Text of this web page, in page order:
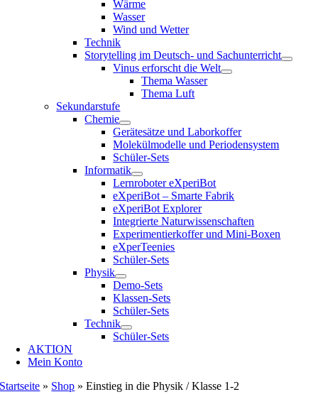
Wärme
Wasser
Wind und Wetter
Technik
Storytelling im Deutsch- und Sachunterricht
Vinus erforscht die Welt
Thema Wasser
Thema Luft
Sekundarstufe
Chemie
Gerätesätze und Laborkoffer
Molekülmodelle und Periodensystem
Schüler-Sets
Informatik
Lernroboter eXperiBot
eXperiBot – Smarte Fabrik
eXperiBot Explorer
Integrierte Naturwissenschaften
Experimentierkoffer und Mini-Boxen
eXperTeenies
Schüler-Sets
Physik
Demo-Sets
Klassen-Sets
Schüler-Sets
Technik
Schüler-Sets
AKTION
Mein Konto
Startseite » Shop »Einstieg in die Physik / Klasse 1-2